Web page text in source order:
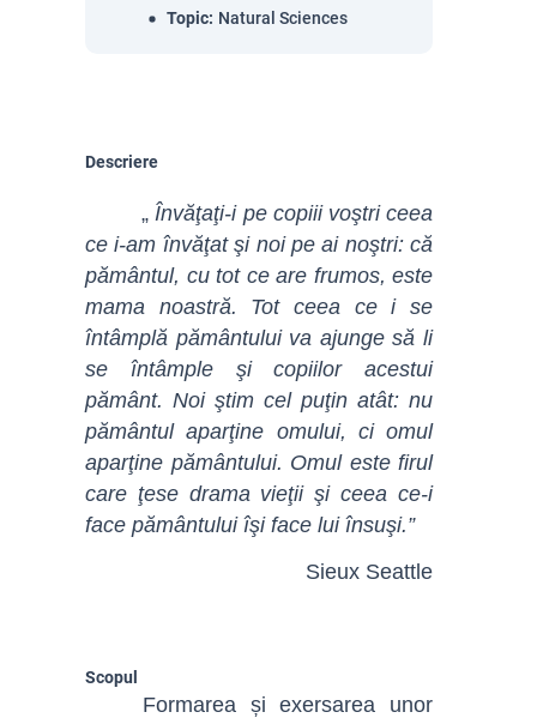
Topic: Natural Sciences
Descriere
„Învăţaţi-i pe copiii voştri ceea
ce i-am învăţat şi noi pe ai noştri: că
pământul, cu tot ce are frumos, este
mama noastră. Tot ceea ce i se
întâmplă pământului va ajunge să li
se întâmple şi copiilor acestui
pământ. Noi ştim cel puţin atât: nu
pământul aparţine omului, ci omul
aparţine pământului. Omul este firul
care ţese drama vieţii şi ceea ce-i
face pământului îşi face lui însuşi.”
Sieux Seattle
Scopul
Formarea și exersarea unor